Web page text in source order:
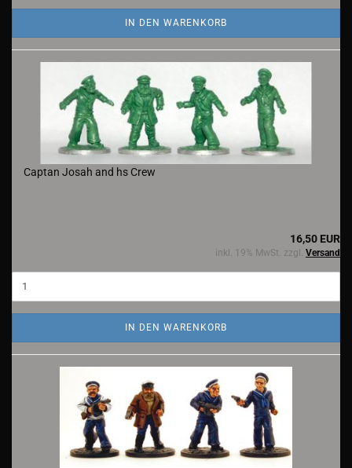
IN DEN WARENKORB
Captan Josah and hs Crew
16,50 EUR
inkl. 19% MwSt. zzgl. Versand
IN DEN WARENKORB